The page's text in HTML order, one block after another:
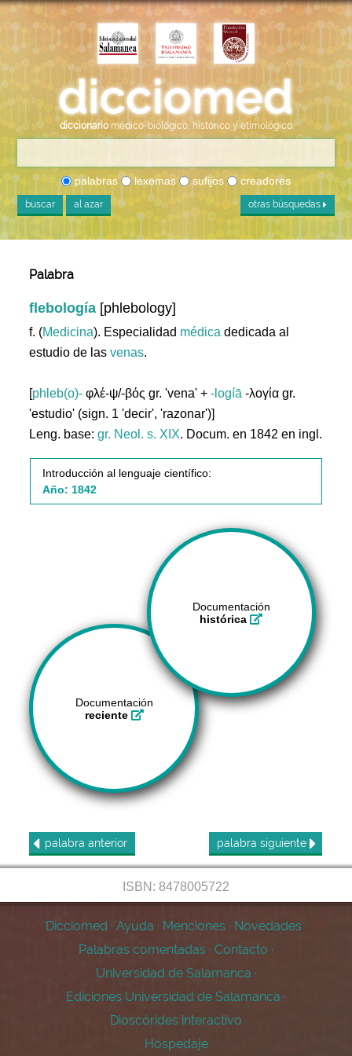
diccionario médico-biológico, histórico y etimológico
palabras lexemas sufijos creadores
buscar al azar otras búsquedas
Palabra
flebología [phlebology]
f. (Medicina). Especialidad médica dedicada al
estudio de lasvenas.
[phleb(o)- φλέ-ψ/-βός gr. 'vena' +-logíā -λογία gr.
'estudio' (sign. 1 'decir', 'razonar')]
Leng. base:gr. Neol. s. XIX. Docum. en 1842 en ingl.
Introducción al lenguaje científico:
Año: 1842
Documentación
histórica
Documentación
reciente
palabra anterior palabra siguiente
ISBN: 8478005722
Dicciomed · Ayuda · Menciones · Novedades ·
Palabras comentadas · Contacto ·
Universidad de Salamanca ·
Ediciones Universidad de Salamanca ·
Dioscórides interactivo
Hospedaje